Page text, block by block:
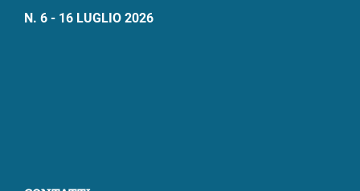
N. 6 - 16 LUGLIO 2026